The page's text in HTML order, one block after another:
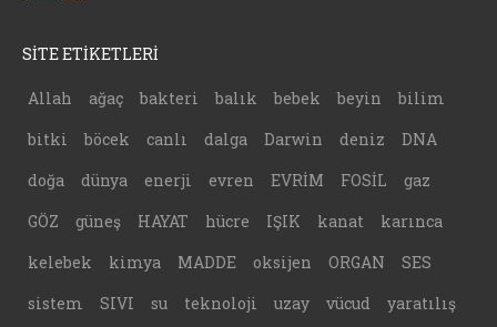
SİTE ETİKETLERİ
Allah ağaç bakteri balık bebek beyin
bilim
bitki
böcek canlı dalga Darwin deniz
DNA
doğa
dünya enerji evren EVRİM FOSİL
gaz
GÖZ
güneş HAYAT hücre IŞIK kanat
karınca
kelebek
kimya MADDE oksijen ORGAN
SES
sistem
SIVI su teknoloji uzay vücud yaratılış